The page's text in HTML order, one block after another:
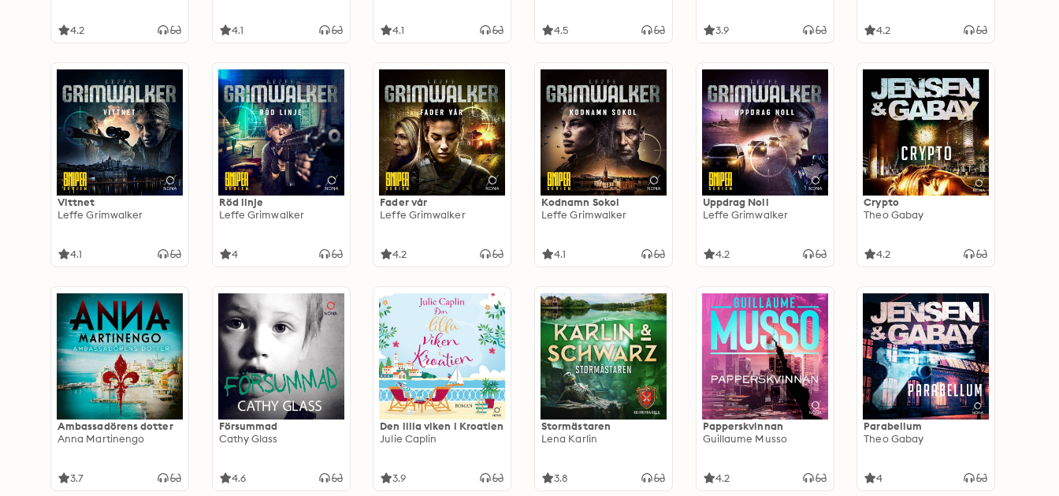
4.2 4.1 4.1 4.5 3.9 4.2
Vittnet
Leffe Grimwalker
4.1
Röd linje
Leffe Grimwalker
4
Fader vår
Leffe Grimwalker
4.2
Kodnamn Sokol
Leffe Grimwalker
4.1
Uppdrag Noll
Leffe Grimwalker
4.2
Crypto
Theo Gabay
4.2
Ambassadörens dotter
Anna Martinengo
3.7
Försummad
Cathy Glass
4.6
Den lilla viken i Kroatien
Julie Caplin
3.9
Stormästaren
Lena Karlin
3.8
Papperskvinnan
Guillaume Musso
4.2
Parabellum
Theo Gabay
4